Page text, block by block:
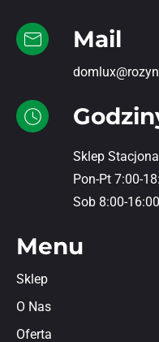
Mail
Sklep
Pon-Pt 7:00-
Sob 8:00-16:00
Menu
Sklep
O Nas
Oferta